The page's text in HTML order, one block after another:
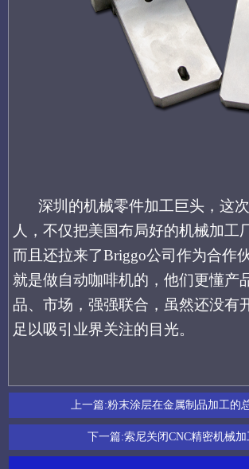
深圳的机械零件加工巨头，这
人，不仅把美国布局好的机械加工
而且还拉来了Briggo公司作为合作
就是做自动咖啡机的，他们更懂产
品、市场，强强联合，虽然还没有
足以吸引业界关注的目光。
上一篇:粉末涂层在金属制品加工的
下一篇:索尼关闭CNC精密机械